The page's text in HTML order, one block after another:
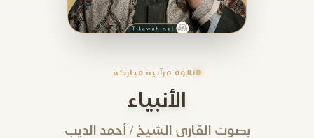
تلاوة قرآنية مباركة
الأنبياء
بصوت القارئ الشيخ / أحمد الديب